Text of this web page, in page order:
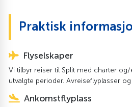
Praktisk
Flyselskaper
Vi tilbyr reiser til Split med charter
utvalgte perioder. Avreiseflyplasser
Ankomstflyplass